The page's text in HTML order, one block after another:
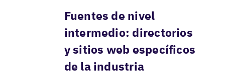
Fuentes de nivel
intermedio: directorios
y sitios web específicos
de la industria